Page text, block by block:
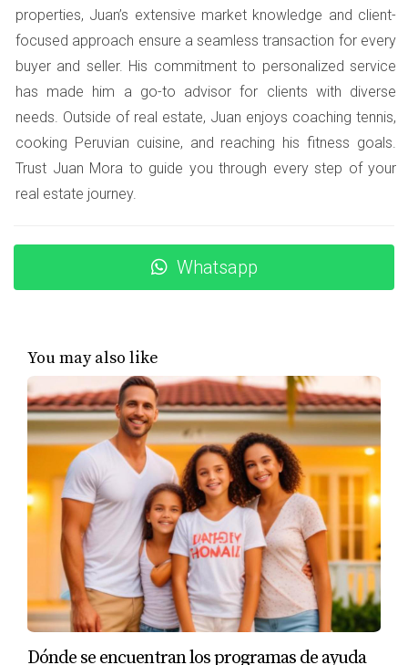
ingreso adicional.
Ahorros:
Deberás demostrar que tienes ahorros
suficientes no solo para el pago inicial, sino
también para cubrir costos adicionales como
seguros y tarifas de cierre.
Documentación: Prepárate para presentar
documentos como tu declaración de impuestos,
recibos de sueldo y estados de cuenta bancarios.
Relación deuda-ingreso:Los prestamistas suelen
buscar una relación deuda-ingreso (DTI) inferior al
Opciones de préstamos disponibles
disponibles que pueden adaptarse a diferentes
necesidades financieras. Algunas opciones populares
incluyen:
Préstamos convencionales:Estos son préstamos no
asegurados por el gobierno y generalmente
requieren un puntaje crediticio más alto.
Préstamos FHA:Asegurados por la Administración
Federal de Vivienda, estos préstamos son ideales
para compradores primerizos ya que permiten
pagos iniciales más bajos.
Préstamos VA: Disponibles para veteranos y
miembros activos del servicio militar, estos
préstamos ofrecen beneficios como la ausencia de
properties, Juan’s extensive market knowledge and client-
focused approach ensure a seamless transaction for every
buyer and seller. His commitment to personalized service
has made him a go-to advisor for clients with diverse
needs. Outside of real estate, Juan enjoys coaching tennis,
cooking Peruvian cuisine, and reaching his fitness goals.
Trust Juan Mora to guide you through every step of your
real estate journey.
Whatsapp
You may also like
Dónde se encuentran los programas de ayuda